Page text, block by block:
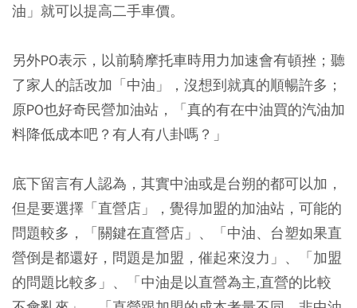
油」就可以提高二手車價。
另外PO表示，以前騎摩托車時用力加速會有頓挫；聽
了家人的話改加「中油」，沒想到就真的順暢許多；
原PO也好奇民營加油站，「真的有在中油買的汽油加
料降低成本吧？有人有八卦嗎？」
底下留言有人認為，其實中油或是台朔的都可以加，
但是要選擇「直營店」，覺得加盟的加油站，可能的
問題較多，「關鍵在直營店」、「中油、台塑如果直
營倒是都還好，問題是加盟，催起來沒力」、「加盟
的問題比較多」、「中油是以直營為主,直營的比較